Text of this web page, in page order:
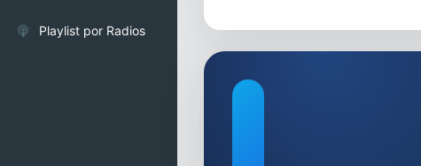
Cumbia
Playlist por Radios